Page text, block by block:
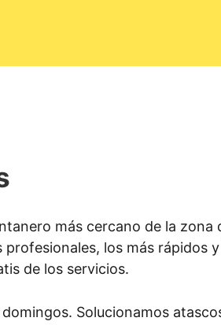
más cercano de la zona
profesionales, los más rápidos
de los servicios.
Solucionamos